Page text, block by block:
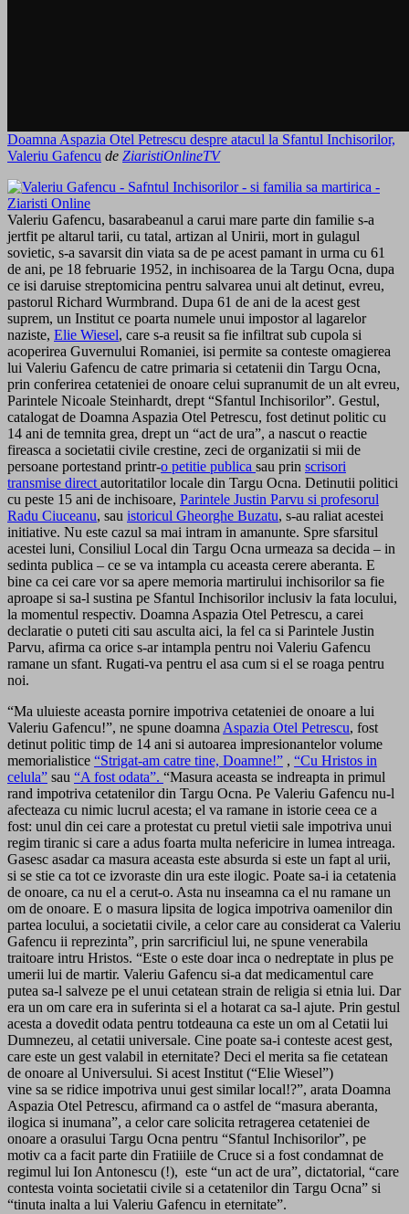
Doamna Aspazia Otel Petrescu despre atacul la Sfantul Inchisorilor,
Valeriu Gafencu de ZiaristiOnlineTV
Valeriu Gafencu, basarabeanul a carui mare parte din familie s-a
jertfit pe altarul tarii, cu tatal, artizan al Unirii, mort in gulagul
sovietic, s-a savarsit din viata sa de pe acest pamant in urma cu 61
de ani, pe 18 februarie 1952, in inchisoarea de la Targu Ocna, dupa
ce isi daruise streptomicina pentru salvarea unui alt detinut, evreu,
pastorul Richard Wurmbrand. Dupa 61 de ani de la acest gest
suprem, un Institut ce poarta numele unui impostor al lagarelor
naziste, Elie Wiesel, care s-a reusit sa fie infiltrat sub cupola si
acoperirea Guvernului Romaniei, isi permite sa conteste omagierea
lui Valeriu Gafencu de catre primaria si cetatenii din Targu Ocna,
prin conferirea cetateniei de onoare celui supranumit de un alt evreu,
Parintele Nicoale Steinhardt, drept “Sfantul Inchisorilor”. Gestul,
catalogat de Doamna Aspazia Otel Petrescu, fost detinut politic cu
14 ani de temnita grea, drept un “act de ura”, a nascut o reactie
fireasca a societatii civile crestine, zeci de organizatii si mii de
persoane portestand printr-o petitie publica sau prin scrisori
transmise direct autoritatilor locale din Targu Ocna. Detinutii politici
cu peste 15 ani de inchisoare, Parintele Justin Parvu si profesorul
Radu Ciuceanu, sau istoricul Gheorghe Buzatu, s-au raliat acestei
initiative. Nu este cazul sa mai intram in amanunte. Spre sfarsitul
acestei luni, Consiliul Local din Targu Ocna urmeaza sa decida – in
sedinta publica – ce se va intampla cu aceasta cerere aberanta. E
bine ca cei care vor sa apere memoria martirului inchisorilor sa fie
aproape si sa-l sustina pe Sfantul Inchisorilor inclusiv la fata locului,
la momentul respectiv. Doamna Aspazia Otel Petrescu, a carei
declaratie o puteti citi sau asculta aici, la fel ca si Parintele Justin
Parvu, afirma ca orice s-ar intampla pentru noi Valeriu Gafencu
ramane un sfant. Rugati-va pentru el asa cum si el se roaga pentru
noi.
“Ma uluieste aceasta pornire impotriva cetateniei de onoare a lui
Valeriu Gafencu!”, ne spune doamna Aspazia Otel Petrescu, fost
detinut politic timp de 14 ani si autoarea impresionantelor volume
memorialistice “Strigat-am catre tine, Doamne!” , “Cu Hristos in
celula” sau “A fost odata”. “Masura aceasta se indreapta in primul
rand impotriva cetatenilor din Targu Ocna. Pe Valeriu Gafencu nu-l
afecteaza cu nimic lucrul acesta; el va ramane in istorie ceea ce a
fost: unul din cei care a protestat cu pretul vietii sale impotriva unui
regim tiranic si care a adus foarta multa nefericire in lumea intreaga.
Gasesc asadar ca masura aceasta este absurda si este un fapt al urii,
si se stie ca tot ce izvoraste din ura este ilogic. Poate sa-i ia cetatenia
de onoare, ca nu el a cerut-o. Asta nu inseamna ca el nu ramane un
om de onoare. E o masura lipsita de logica impotriva oamenilor din
partea locului, a societatii civile, a celor care au considerat ca Valeriu
Gafencu ii reprezinta”, prin sarcrificiul lui, ne spune venerabila
traitoare intru Hristos. “Este o este doar inca o nedreptate in plus pe
umerii lui de martir. Valeriu Gafencu si-a dat medicamentul care
putea sa-l salveze pe el unui cetatean strain de religia si etnia lui. Dar
era un om care era in suferinta si el a hotarat ca sa-l ajute. Prin gestul
acesta a dovedit odata pentru totdeauna ca este un om al Cetatii lui
Dumnezeu, al cetatii universale. Cine poate sa-i conteste acest gest,
care este un gest valabil in eternitate? Deci el merita sa fie cetatean
de onoare al Universului. Si acest Institut (“Elie Wiesel”)
vine sa se ridice impotriva unui gest similar local!?”, arata Doamna
Aspazia Otel Petrescu, afirmand ca o astfel de “masura aberanta,
ilogica si inumana”, a celor care solicita retragerea cetateniei de
onoare a orasului Targu Ocna pentru “Sfantul Inchisorilor”, pe
motiv ca a facit parte din Fratiiile de Cruce si a fost condamnat de
regimul lui Ion Antonescu (!), este “un act de ura”, dictatorial, “care
contesta vointa societatii civile si a cetatenilor din Targu Ocna” si
“tinuta inalta a lui Valeriu Gafencu in eternitate”.